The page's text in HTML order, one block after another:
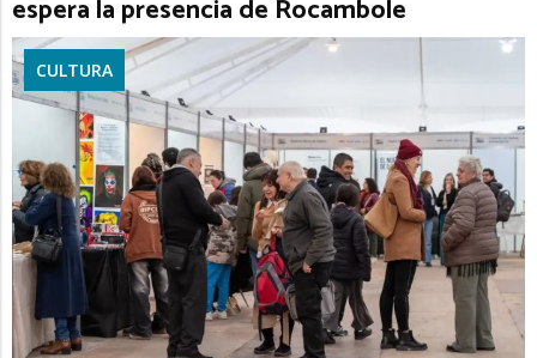
espera la presencia de Rocambole
CULTURA